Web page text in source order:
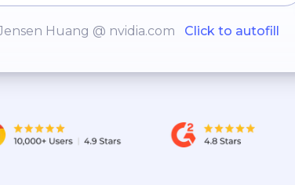
Huang @ nvidia.com Click to autofill